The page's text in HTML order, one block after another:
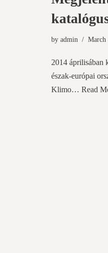
by admin March
2014 áprilisában
észak-európai
Klimo… Read